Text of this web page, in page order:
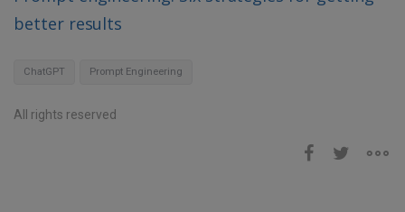
better results
ChatGPT Prompt Engineering
All rights reserved